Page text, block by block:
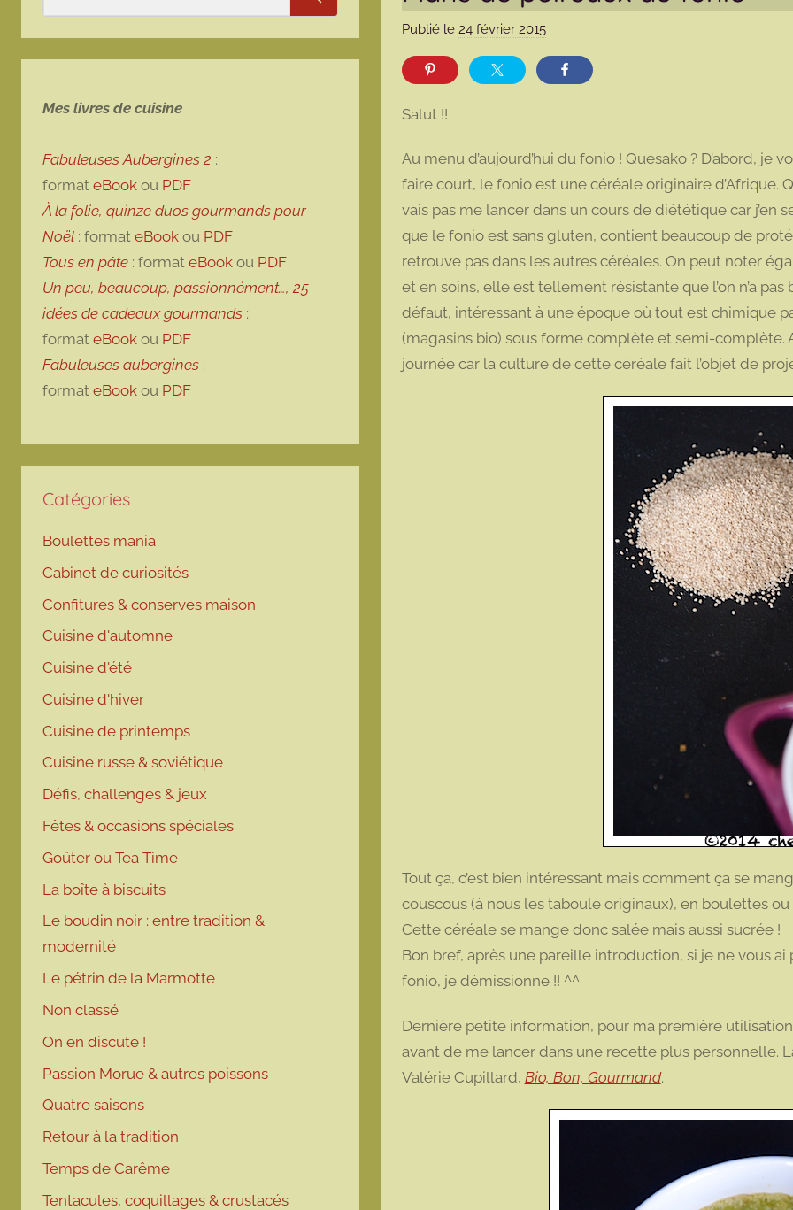
Publié le 24 février 2015p
m
o
t
t
e
Salut !!
Au menu d’aujourd’hui du fonio ! Quesako ? D’abord, je
faire court, le fonio est une céréale originaire
vais pas me lancer dans un cours de diététique car j’en
que le fonio est sans gluten, contient beaucoup de
retrouve pas dans les autres céréales. On peut noter
et en soins, elle est tellement résistante que l’on n’a
défaut, intéressant à une époque où tout est chimique
(magasins bio) sous forme complète et semi-complète.
journée car la culture de cette céréale fait l’objet de
Tout ça, c’est bien intéressant mais comment ça se
couscous (à nous les taboulé originaux), en boulettes
Cette céréale se mange donc salée mais aussi sucrée !
Bon bref, après une pareille introduction, si je ne vous
fonio, je démissionne !! ^^
Dernière petite information, pour ma première
avant de me lancer dans une recette plus personnelle.
Valérie Cupillard, Bio, Bon, Gourmand.
Rechercher
Mes livres de cuisine
Fabuleuses Aubergines 2 :
format eBook ou PDF
À la folie, quinze duos gourmands pour
Noël : format eBook ou PDF
Tous en pâte : format eBook ou PDF
Un peu, beaucoup, passionnément…, 25
idées de cadeaux gourmands :
format eBook ou PDF
Fabuleuses aubergines :
format eBook ou PDF
Catégories
Boulettes mania
Cabinet de curiosités
Confitures & conserves maison
Cuisine d'automne
Cuisine d'été
Cuisine d'hiver
Cuisine de printemps
Cuisine russe & soviétique
Défis, challenges & jeux
Fêtes & occasions spéciales
Goûter ou Tea Time
La boîte à biscuits
Le boudin noir : entre tradition &
modernité
Le pétrin de la Marmotte
Non classé
On en discute !
Passion Morue & autres poissons
Quatre saisons
Retour à la tradition
Temps de Carême
Tentacules, coquillages & crustacés